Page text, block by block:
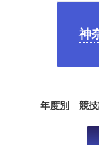
神
年度別 競技